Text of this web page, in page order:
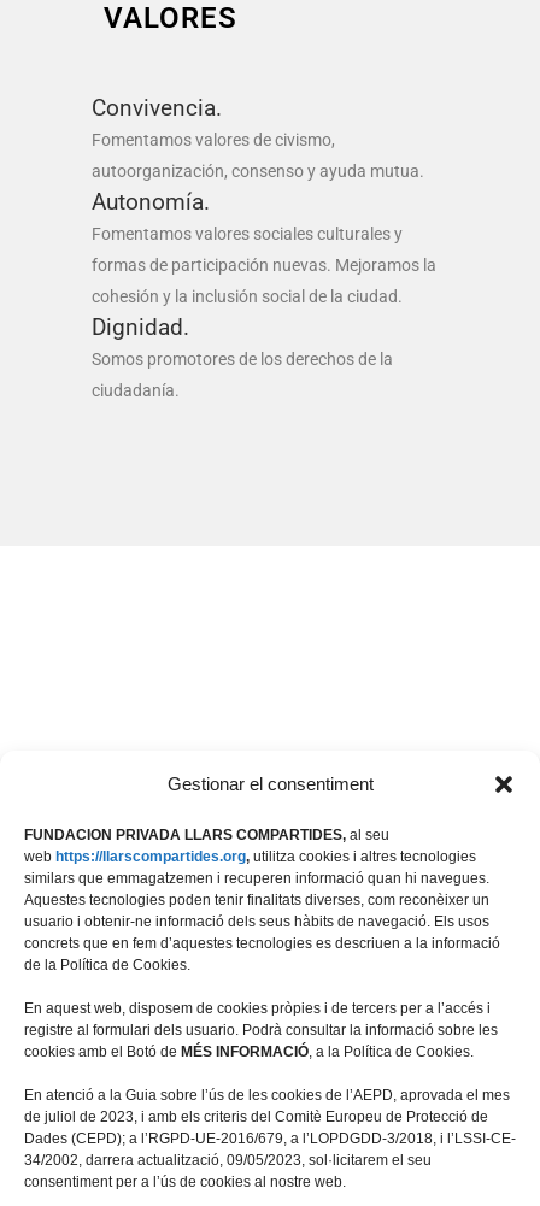
Gestionar el consentiment
FUNDACION PRIVADA LLARS COMPARTIDES, al seu
web https://llarscompartides.org, utilitza cookies i altres tecnologies
similars que emmagatzemen i recuperen informació quan hi navegues.
Aquestes tecnologies poden tenir finalitats diverses, com reconèixer un
usuario i obtenir-ne informació dels seus hàbits de navegació. Els usos
concrets que en fem d’aquestes tecnologies es descriuen a la informació
de la Política de Cookies.
En aquest web, disposem de cookies pròpies i de tercers per a l’accés i
registre al formulari dels usuario. Podrà consultar la informació sobre les
cookies amb el Botó de MÉS INFORMACIÓ, a la Política de Cookies.
En atenció a la Guia sobre l’ús de les cookies de l’AEPD, aprovada el mes
de juliol de 2023, i amb els criteris del Comitè Europeu de Protecció de
Dades (CEPD); a l’RGPD-UE-2016/679, a l’LOPDGDD-3/2018, i l’LSSI-CE-
34/2002, darrera actualització, 09/05/2023, sol·licitarem el seu
consentiment per a l’ús de cookies al nostre web.
VALORES
Convivencia.
Fomentamos valores de civismo,
autoorganización, consenso y ayuda mutua.
Autonomía.
Fomentamos valores sociales culturales y
formas de participación nuevas. Mejoramos la
cohesión y la inclusión social de la ciudad.
Dignidad.
Somos promotores de los derechos de la
ciudadanía.
08028 Barcelona
+34 934 498 676
fundacio@llarscompartides.org